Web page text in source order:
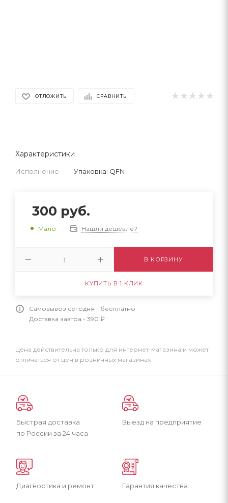
ОТЛОЖИТЬ СРАВНИТЬ
Характеристики
Исполнение — Упаковка: QFN
300 руб.
Мало Нашли дешевле?
В КОРЗИНУ
КУПИТЬ В 1 КЛИК
Самовывоз сегодня - бесплатно
Доставка завтра - 390 ₽
Цена действительна только для интернет-магазина и может
отличаться от цен в розничных магазинах
Быстрая доставка
по России за 24 часа
Выезд на предприятие
Диагностика и ремонт Гарантия качества